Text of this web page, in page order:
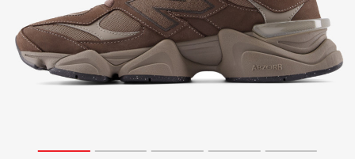
1 2 3 4 5